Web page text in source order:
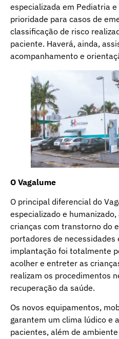
especializada em Pediatria
prioridade para casos de
classificação de risco
paciente. Haverá, ainda,
acompanhamento e
O Vagalume
O principal diferencial do
especializado e
crianças com transtorno do
portadores de necessidades
implantação foi totalmente
acolher e entreter as
realizam os procedimentos
recuperação da saúde.
Os novos equipamentos,
garantem um clima lúdico e
pacientes, além de